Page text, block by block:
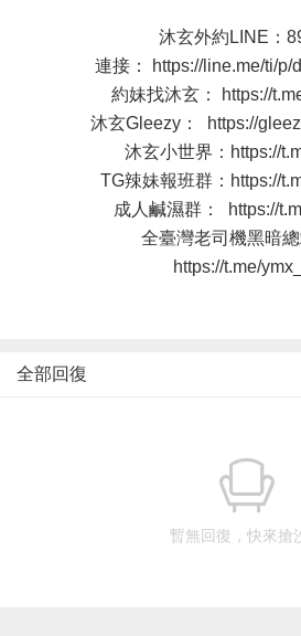
沐玄外約LINE：
連接：
https://line.me/ti/p/
約妹找沐玄：
https://
沐玄Gleezy：
https://
沐玄小世界： https://
TG辣妹報班群： https://
成人鹹濕群：
https://
全臺灣老司機黑暗總
https://t.me/
全部回復
暫無回復，快來搶